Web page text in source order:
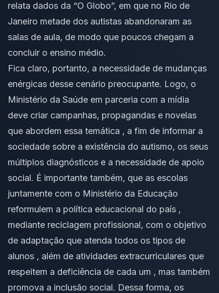
relata dados da “O Globo”, em que no Rio de
Janeiro metade dos autistas abandonaram as
salas de aula, de modo que poucos chegam a
concluir o ensino médio.
Fica claro, portanto, a necessidade de mudanças
enérgicas desse cenário preocupante. Logo, o
Ministério da Saúde em parceria com a mídia
deve criar campanhas, propagandas e novelas
que abordem essa temática , a fim de informar a
sociedade sobre a existência do autismo, os seus
múltiplos diagnósticos e a necessidade de apoio
social. É importante também, que as escolas
juntamente com o Ministério da Educação
reformulem a política educacional do país ,
mediante reciclagem profissional, com o objetivo
de adaptação que atenda todos os tipos de
alunos , além de atividades extracurriculares que
respeitem a deficiência de cada um , mas também
promova a inclusão social. Dessa forma, os